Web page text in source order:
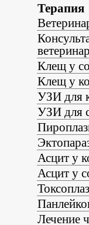
Терапия
Клещ у
Клещ у
УЗИ для
УЗИ для
Асцит у
Асцит у
Лечение